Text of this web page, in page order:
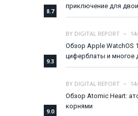
8.7
приключение для
9.3
BY DIGITAL REPORT
Обзор Apple WatchOS
циферблаты и многое
9.0
BY DIGITAL REPORT
Обзор Atomic Heart:
корнями